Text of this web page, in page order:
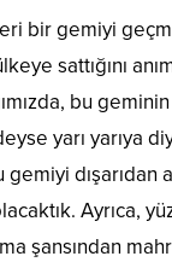
bir gemiyi
sattığını
bu
yarı yarıya
dışarıdan
Ayrıca,
şansından